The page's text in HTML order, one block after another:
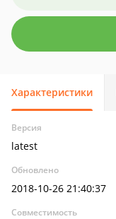
Характеристики
Версия
latest
Обновлено
2018-10-26 21:40:37
Совместимость